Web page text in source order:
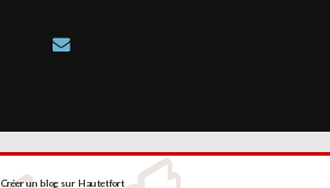
Créer un blogsur Hautetfort